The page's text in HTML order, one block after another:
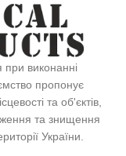
виконанні
пропонує
та об'єктів,
та знищення
України.